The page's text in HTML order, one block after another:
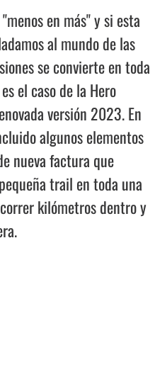
en más" y si esta
al mundo de las
se convierte en toda
el caso de la Hero
versión 2023. En
algunos elementos
nueva factura que
trail en toda una
kilómetros dentro y